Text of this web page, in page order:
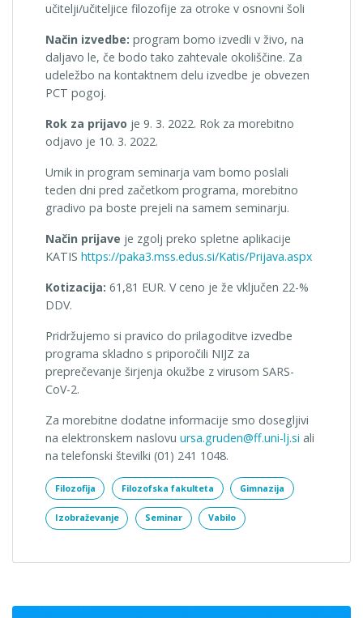
učitelji/učiteljice filozofije za otroke v osnovni šoli
Način izvedbe: program bomo izvedli v živo, na
daljavo le, če bodo tako zahtevale okoliščine. Za
udeležbo na kontaktnem delu izvedbe je obvezen
PCT pogoj.
Rok za prijavo je 9. 3. 2022. Rok za morebitno
odjavo je 10. 3. 2022.
Urnik in program seminarja vam bomo poslali
teden dni pred začetkom programa, morebitno
gradivo pa boste prejeli na samem seminarju.
Način prijave je zgolj preko spletne aplikacije
KATIS https://paka3.mss.edus.si/Katis/Prijava.aspx
Kotizacija: 61,81 EUR. V ceno je že vključen 22-%
DDV.
Pridržujemo si pravico do prilagoditve izvedbe
programa skladno s priporočili NIJZ za
preprečevanje širjenja okužbe z virusom SARS-
CoV-2.
Za morebitne dodatne informacije smo dosegljivi
na elektronskem naslovu ursa.gruden@ff.uni-lj.si ali
na telefonski številki (01) 241 1048.
Filozofija Filozofska fakulteta Gimnazija
Izobraževanje Seminar Vabilo